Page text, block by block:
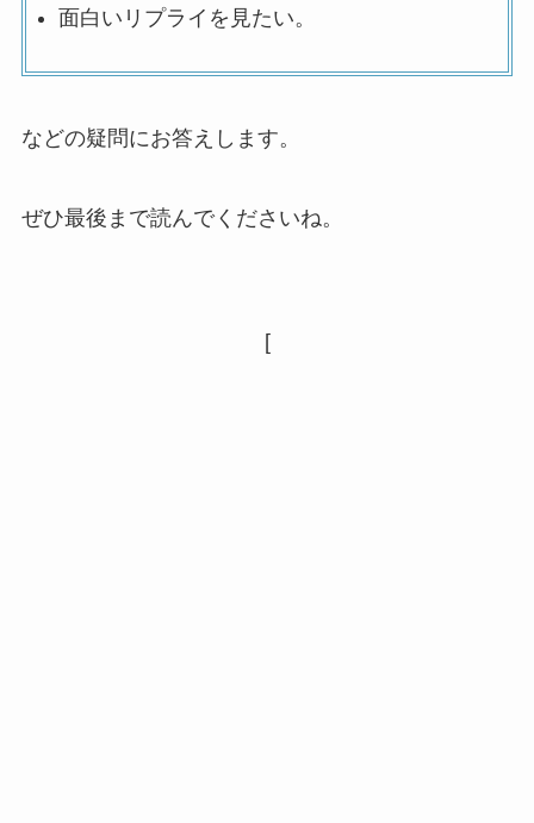
面白いリプライを見たい。
などの疑問にお答えします。
ぜひ最後まで読んでくださいね。
[